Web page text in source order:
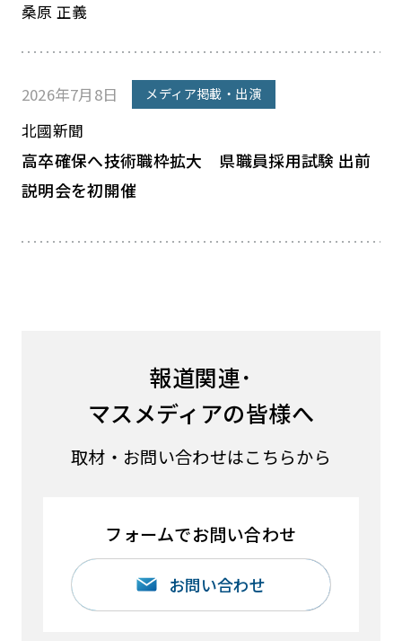
桑原 正義
2026年7月8日 メディア掲載・出演
北國新聞
高卒確保へ技術職枠拡大 県職員採用試験 出前
説明会を初開催
報道関連･
マスメディアの皆様へ
取材・お問い合わせはこちらから
フォームでお問い合わせ
お問い合わせ